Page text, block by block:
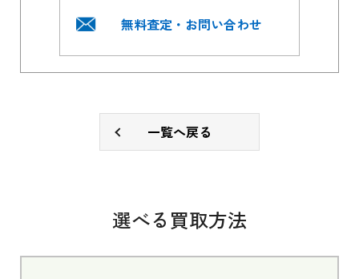
無料査定・お問い合わせ
一覧へ戻る
選べる買取方法